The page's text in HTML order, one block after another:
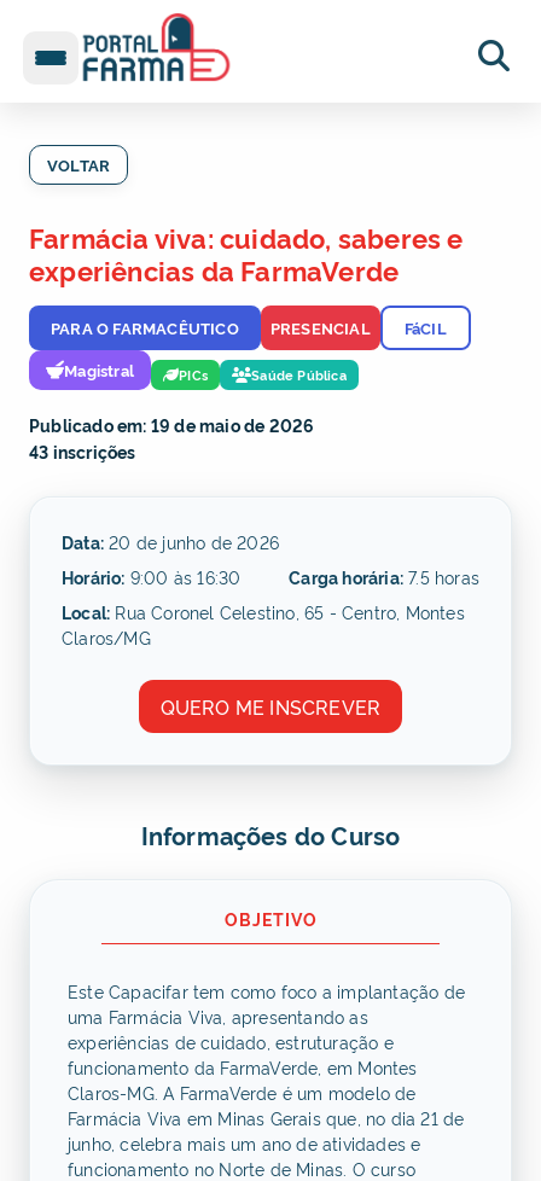
VOLTAR
Farmácia viva: cuidado, saberes e
experiências da FarmaVerde
PARA O FARMACÊUTICO PRESENCIAL
FáCIL
Magistral
PICs Saúde Pública
Publicado em: 19 de maio de 2026
43 inscrições
Data: 20 de junho de 2026
Horário: 9:00 às 16:30 Carga horária: 7.5 horas
Local: Rua Coronel Celestino, 65 - Centro, Montes
Claros/MG
QUERO ME INSCREVER
Informações do Curso
OBJETIVO
Este Capacifar tem como foco a implantação de
uma Farmácia Viva, apresentando as
experiências de cuidado, estruturação e
funcionamento da FarmaVerde, em Montes
Claros-MG. A FarmaVerde é um modelo de
Farmácia Viva em Minas Gerais que, no dia 21 de
junho, celebra mais um ano de atividades e
funcionamento no Norte de Minas. O curso